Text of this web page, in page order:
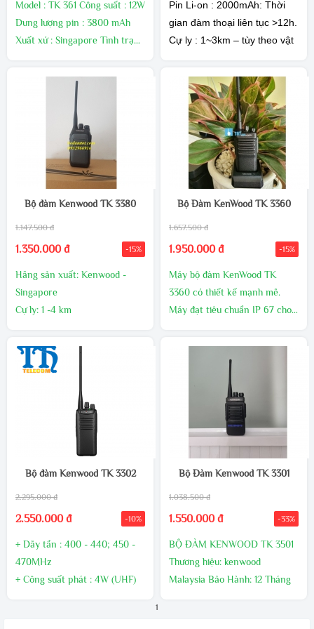
Model : TK 361 Công suất : 12W
Dung lượng pin : 3800 mAh
Xuất xứ : Singapore Tình trạng
tai nghe. Bảo hành : 12
tháng,đổi mới 03 tháng nếu lỗi
Pin Li-on : 2000mAh: Thời
gian đàm thoại liên tục >12h.
Cự ly : 1~3km – tùy theo vật
Xuất xứ : Kenwood –
Singapore.
Bảo hành chính hãng 12
Tháng.
Đổi mới 100% do lỗi nhà sản
xuất.
Bộ đàm Kenwood TK 3380
1.147.500 đ
1.350.000 đ -15%
Hãng sản xuất: Kenwood -
Singapore
Cự ly: 1 -4 km
Công suất phát : 12W
VHF/UHF
Trọn bộ bao gồm: Thân máy,
hộp máy, pin, sạc, ănten, bát
Bộ Đàm KenWood TK 3360
1.657.500 đ
1.950.000 đ -15%
Máy bộ đàm KenWood TK
3360 có thiết kế mạnh mẽ.
Máy đạt tiêu chuẩn IP 67 cho
chống bụi. – Máy có thiết kế
gọn nhẹ, dễ dàng cầm tay mà
không gây cản trở. Đồng thời
cấu trúc máy rất chắc khỏe
không gây có khả năng chịu
chấn động va đập.
Bộ đàm Kenwood TK 3302
2.295.000 đ
2.550.000 đ -10%
+ Dãy tần : 400 - 440; 450 -
470MHz
+ Công suất phát : 4W (UHF)
Bộ Đàm Kenwood TK 3301
1.038.500 đ
1.550.000 đ -33%
BỘ ĐÀM KENWOOD TK 3501
Thương hiệu: kenwood
Malaysia Bảo Hành: 12 Tháng
1